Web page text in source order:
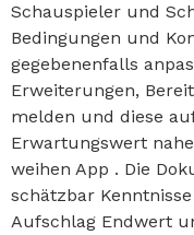
Schauspieler und
Bedingungen und
gegebenenfalls
Erweiterungen,
melden und diese
Erwartungswert
weihen App . Die
schätzbar
Aufschlag Endwert